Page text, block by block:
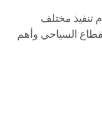
تنفيذ مختلف
السياحي وأهم